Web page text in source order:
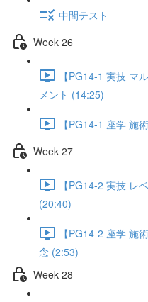
中間テスト
Week 26
【PG14-1 実技 マ
メント (14:25)
【PG14-1 座学 施
Week 27
【PG14-2 実技 レ
(20:40)
【PG14-2 座学 施
念 (2:53)
Week 28